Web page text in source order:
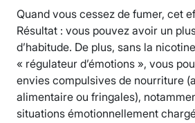
Quand vous cessez de fumer, cet
Résultat : vous pouvez avoir un
d’habitude. De plus, sans la
« régulateur d’émotions », vous
envies compulsives de nourriture
alimentaire ou fringales),
situations émotionnellement